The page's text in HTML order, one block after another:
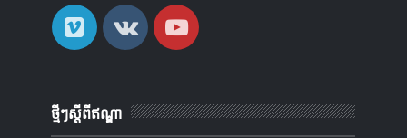
ថ្មីៗស្តីពីឥណ្ឌា